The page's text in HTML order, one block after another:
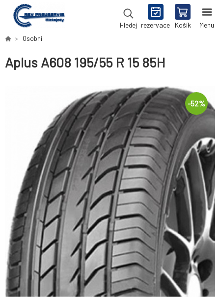
Hledej rezervace Košík Menu
Osobní
Aplus A608 195/55 R 15 85H
-52%